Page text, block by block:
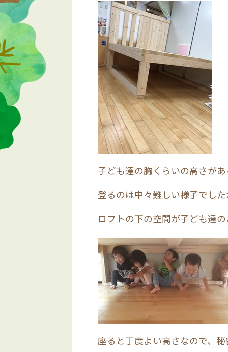
子ども達の胸くらいの高さが
登るのは中々難しい様子でした
ロフトの下の空間が子ども達
座ると丁度よい高さなので、